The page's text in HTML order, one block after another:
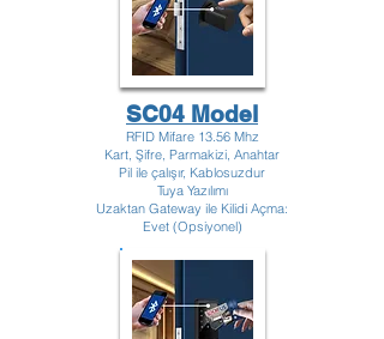
SC04 Model
RFID Mifare 13.56 Mhz
Kart, Şifre, Parmakizi, Anahtar
Pil ile çalışır, Kablosuzdur
Tuya Yazılımı
Uzaktan Gateway ile Kilidi Açma:
Evet (Opsiyonel)